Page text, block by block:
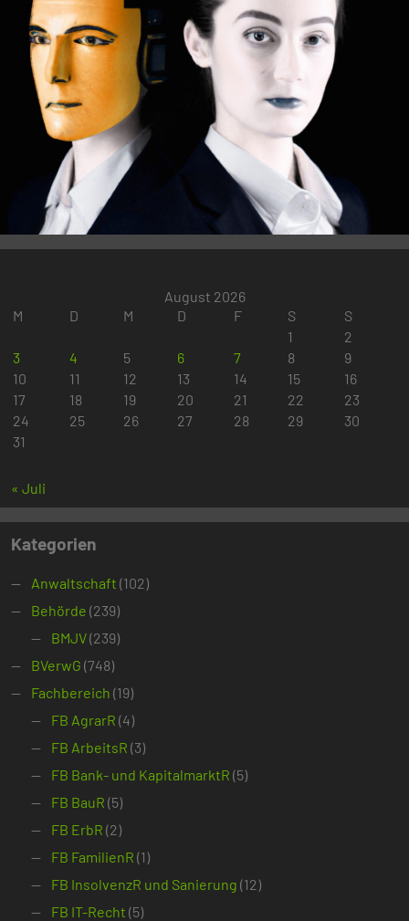
August 2026
M
D M D F S
S
1
2
3
4 5 6 7 8
9
10
11 12 13 14 15
16
17
18 19 20 21 22
23
24
25 26 27 28 29
30
31
« Juli
Kategorien
Anwaltschaft (102)
Behörde (239)
BMJV(239)
BVerwG (748)
Fachbereich (19)
FB AgrarR (4)
FB ArbeitsR (3)
FB Bank- und KapitalmarktR (5)
FB BauR (5)
FB ErbR (2)
FB FamilienR (1)
FB InsolvenzR und Sanierung (12)
FB IT-Recht (5)